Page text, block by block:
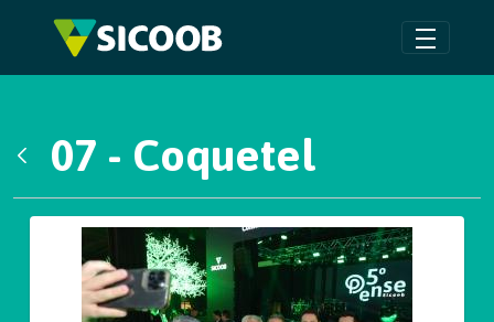
Pular para o Conteúdo principal
07 - Coquetel
Galeria de Mídias